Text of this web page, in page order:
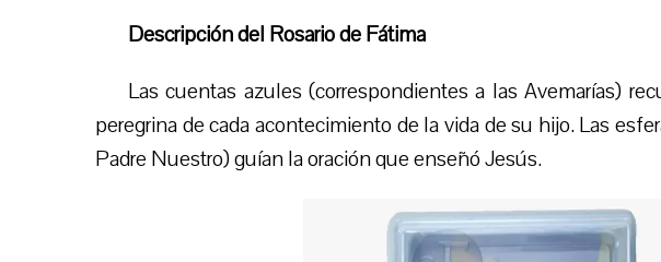
Descripción del Rosario de Fátima
Las cuentas azules (correspondientes a las Avemarías)
peregrina de cada acontecimiento de la vida de su hijo. Las
Padre Nuestro) guían la oración que enseñó Jesús.